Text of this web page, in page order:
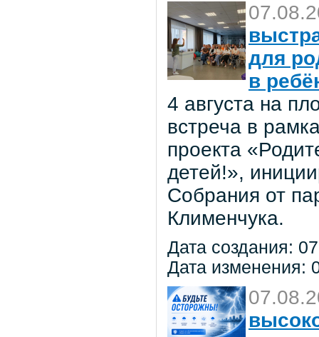
для
в
4 августа на
встреча в
проекта
детей!»,
Собрания от
Клименчука.
Дата создания:
Дата изменения: